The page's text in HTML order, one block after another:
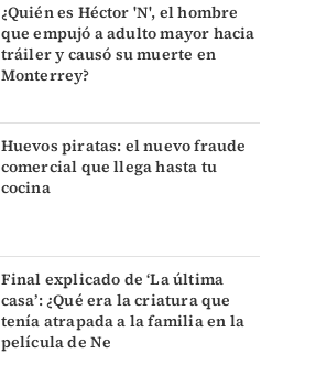
¿Quién es Héctor 'N', el hombre
que empujó a adulto mayor hacia
tráiler y causó su muerte en
Monterrey?
Huevos piratas: el nuevo fraude
comercial que llega hasta tu
cocina
Final explicado de ‘La última
casa’: ¿Qué era la criatura que
tenía atrapada a la familia en la
película de Ne